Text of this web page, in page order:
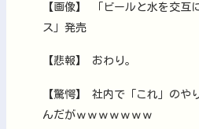
【画像】 「ビールと水を交互
ス」発売
【悲報】 おわり。
【驚愕】 社内で「これ」のや
んだがｗｗｗｗｗｗｗ